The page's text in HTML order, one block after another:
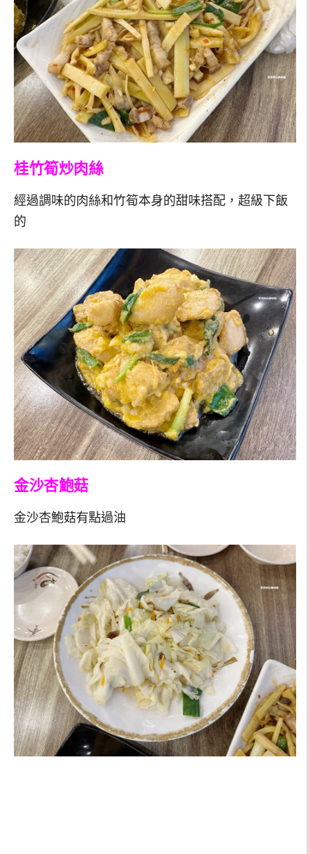
桂竹筍炒肉絲
經過調味的肉絲和竹筍本身的甜味搭配，超級下飯
的
金沙杏鮑菇
金沙杏鮑菇有點過油